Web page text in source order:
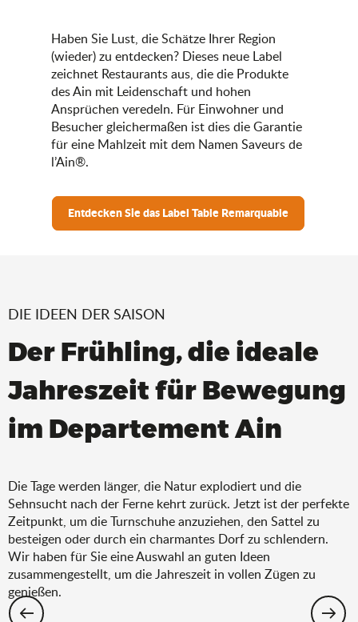
Haben Sie Lust, die Schätze Ihrer Region
(wieder) zu entdecken? Dieses neue Label
zeichnet Restaurants aus, die die Produkte
des Ain mit Leidenschaft und hohen
Ansprüchen veredeln. Für Einwohner und
Besucher gleichermaßen ist dies die Garantie
für eine Mahlzeit mit dem Namen Saveurs de
l’Ain®.
Entdecken Sie das Label Table Remarquable
DIE IDEEN DER SAISON
Der Frühling, die ideale
Jahreszeit für Bewegung
im Departement Ain
Die Tage werden länger, die Natur explodiert und die
Sehnsucht nach der Ferne kehrt zurück. Jetzt ist der perfekte
Zeitpunkt, um die Turnschuhe anzuziehen, den Sattel zu
besteigen oder durch ein charmantes Dorf zu schlendern.
Wir haben für Sie eine Auswahl an guten Ideen
zusammengestellt, um die Jahreszeit in vollen Zügen zu
genießen.
Wandern: Die Auswahl für den Frühling